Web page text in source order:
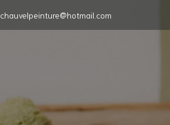
chauvelpeinture@hotmail.com